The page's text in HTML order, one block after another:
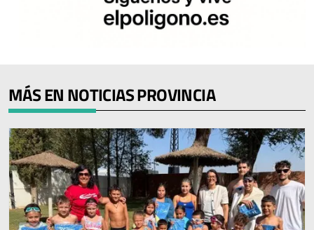
MÁS EN NOTICIAS PROVINCIA